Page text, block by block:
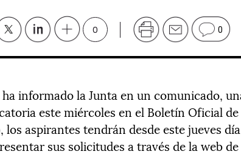
0 0
ha informado la Junta en un comunicado,
este miércoles en el Boletín Oficial
los aspirantes tendrán desde este jueves
sus solicitudes a través de la web